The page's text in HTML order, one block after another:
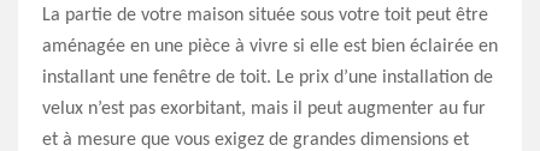
La partie de votre maison située sous votre toit peut être
aménagée en une pièce à vivre si elle est bien éclairée en
installant une fenêtre de toit. Le prix d’une installation de
velux n’est pas exorbitant, mais il peut augmenter au fur
et à mesure que vous exigez de grandes dimensions et